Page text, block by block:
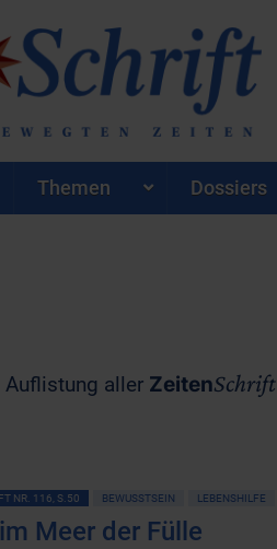
Themen Dossiers
Auflistung aller ZeitenSchrift
NR. 116, S.50 BEWUSSTSEIN LEBENSHILFE
Meer der Fülle